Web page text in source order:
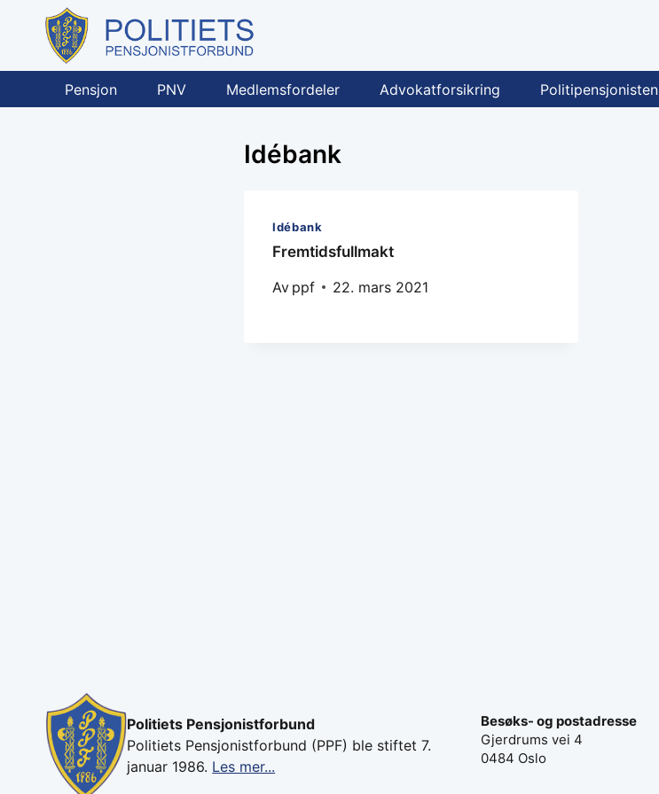
content
Pensjon PNV Medlemsfordeler Advokatforsikring Politipensjonisten
Idébank
Idébank
Fremtidsfullmakt
Av ppf 22. mars 2021
Politiets Pensjonistforbund
Politiets Pensjonistforbund (PPF) ble stiftet 7.
januar 1986. Les mer...
Besøks- og postadresse
Gjerdrums vei 4
0484 Oslo